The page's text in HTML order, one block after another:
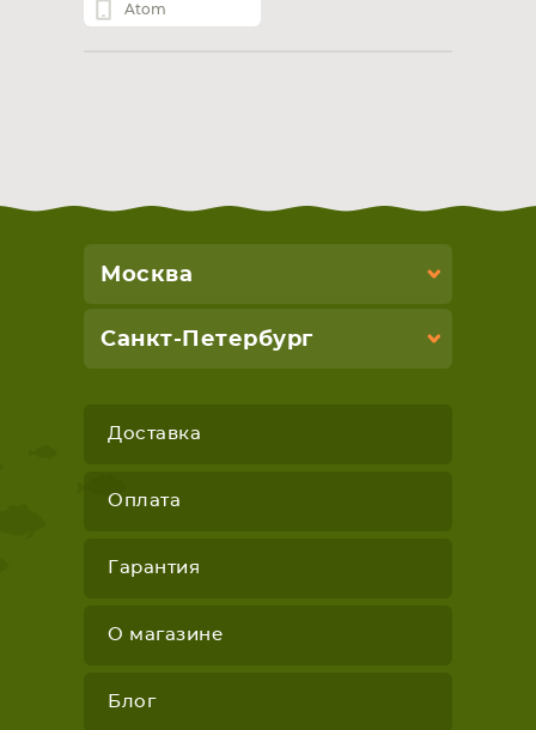
Atom
Москва
Санкт-Петербург
Доставка
Оплата
Гарантия
О магазине
Блог